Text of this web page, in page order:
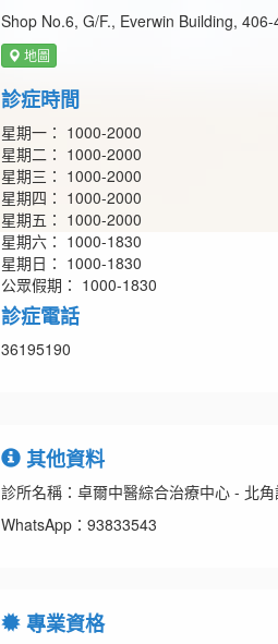
Shop No.6, G/F., Everwin Building,
地圖
診症時間
星期一： 1000-2000
星期二： 1000-2000
星期三： 1000-2000
星期四： 1000-2000
星期五： 1000-2000
星期六： 1000-1830
星期日： 1000-1830
公眾假期： 1000-1830
診症電話
36195190
其他資料
診所名稱：卓爾中醫綜合治療中心 - 北
WhatsApp：93833543
專業資格